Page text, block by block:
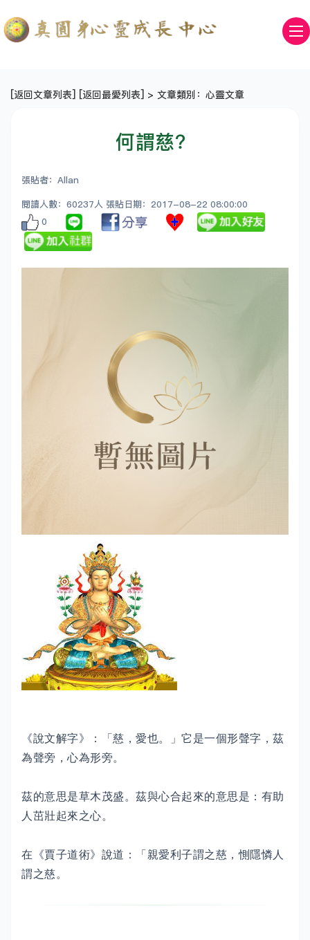
[返回文章列表] [返回最愛列表] > 文章類別：心靈文章
何謂慈？
張貼者：Allan
閱讀人數：60237人 張貼日期：2017-08-22 08:00:00
0
《說文解字》：「慈，愛也。」它是一個形聲字，茲
為聲旁，心為形旁。
茲的意思是草木茂盛。茲與心合起來的意思是：有助
人茁壯起來之心。
在《賈子道術》說道：「親愛利子謂之慈，惻隱憐人
謂之慈。